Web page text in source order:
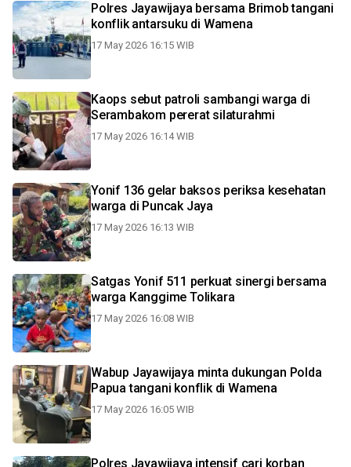
Polres Jayawijaya bersama Brimob tangani
konflik antarsuku di Wamena
17 May 2026 16:15 WIB
Kaops sebut patroli sambangi warga di
Serambakom pererat silaturahmi
17 May 2026 16:14 WIB
Yonif 136 gelar baksos periksa kesehatan
warga di Puncak Jaya
17 May 2026 16:13 WIB
Satgas Yonif 511 perkuat sinergi bersama
warga Kanggime Tolikara
17 May 2026 16:08 WIB
Wabup Jayawijaya minta dukungan Polda
Papua tangani konflik di Wamena
17 May 2026 16:05 WIB
Polres Jayawijaya intensif cari korban